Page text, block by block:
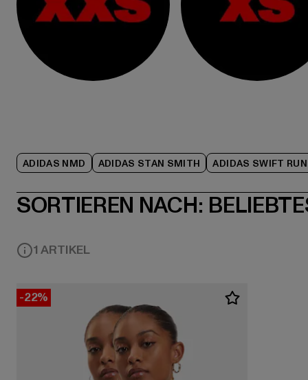
ADIDAS NMD ADIDAS STAN SMITH ADIDAS SWIFT RUN
SORTIEREN NACH:
1 ARTIKEL
-22%